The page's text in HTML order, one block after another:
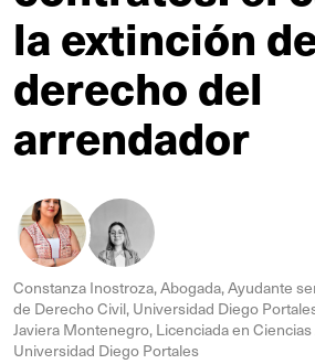
la extinción
derecho del
arrendador
Constanza Inostroza, Abogada, Ayudante
de Derecho Civil, Universidad Diego
Javiera Montenegro, Licenciada en
Universidad Diego Portales